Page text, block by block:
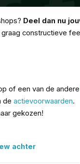
Deel dan nu
constructieve
of een van de andere
de actievoorwaarden.
gekozen!
achter